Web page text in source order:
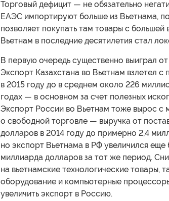
Торговый дефицит — не обязательно
ЕАЭС импортируют больше из Вьетнама,
позволяет покупать там товары с большей
Вьетнам в последние десятилетия стал
В первую очередь существенно выиграл
Экспорт Казахстана во Вьетнам взлетел
в 2015 году до в среднем около 226
годах — в основном за счет полезных
Экспорт России во Вьетнам тоже вырос с
о свободной торговле — выручка от
долларов в 2014 году до примерно 2,4
но экспорт Вьетнама в РФ увеличился
миллиарда долларов за тот же период.
на вьетнамские технологические товары,
оборудование и компьютерные
увеличить экспорт в Россию.